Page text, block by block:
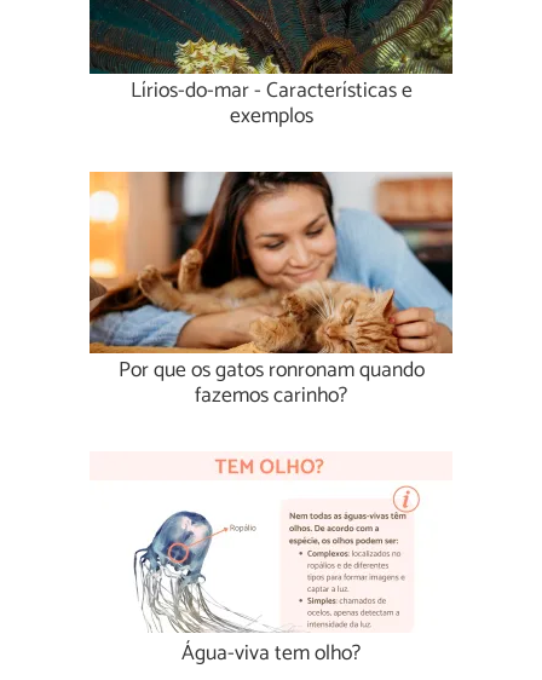
Lírios-do-mar - Características e
exemplos
Por que os gatos ronronam quando
fazemos carinho?
Água-viva tem olho?